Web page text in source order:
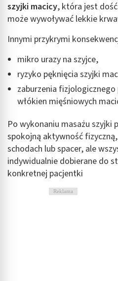
szyjki macicy, która jest
może wywoływać lekkie
Innymi przykrymi
mikro urazy na szyjce,
ryzyko pęknięcia szyjki
zaburzenia
włókien mięśniowych
Po wykonaniu masażu szyjki
spokojną aktywność
schodach lub spacer, ale
indywidualnie dobierane do
konkretnej pacjentki
Reklama